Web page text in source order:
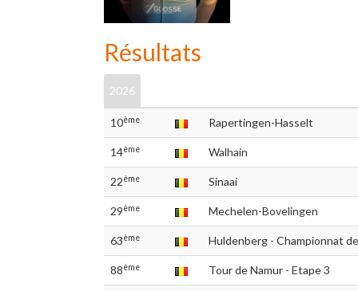
Résultats
2026
10ème Rapertingen-Hasselt
14ème Walhain
22ème Sinaai
29ème Mechelen-Bovelingen
63ème Huldenberg - Championnat
88ème Tour de Namur - Etape 3